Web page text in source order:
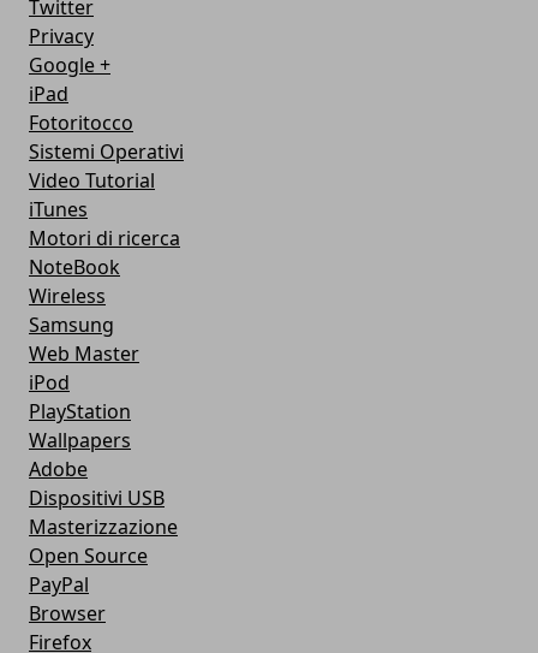
Twitter
Privacy
Google +
iPad
Fotoritocco
Sistemi Operativi
Video Tutorial
iTunes
Motori di ricerca
NoteBook
Wireless
Samsung
Web Master
iPod
PlayStation
Wallpapers
Adobe
Dispositivi USB
Masterizzazione
Open Source
PayPal
Browser
Firefox